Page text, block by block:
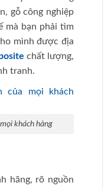
gỗ công nghiệp
mà bạn phải tìm
mình được địa
chất lượng,
tranh.
khách hàng
hãng, rõ nguồn